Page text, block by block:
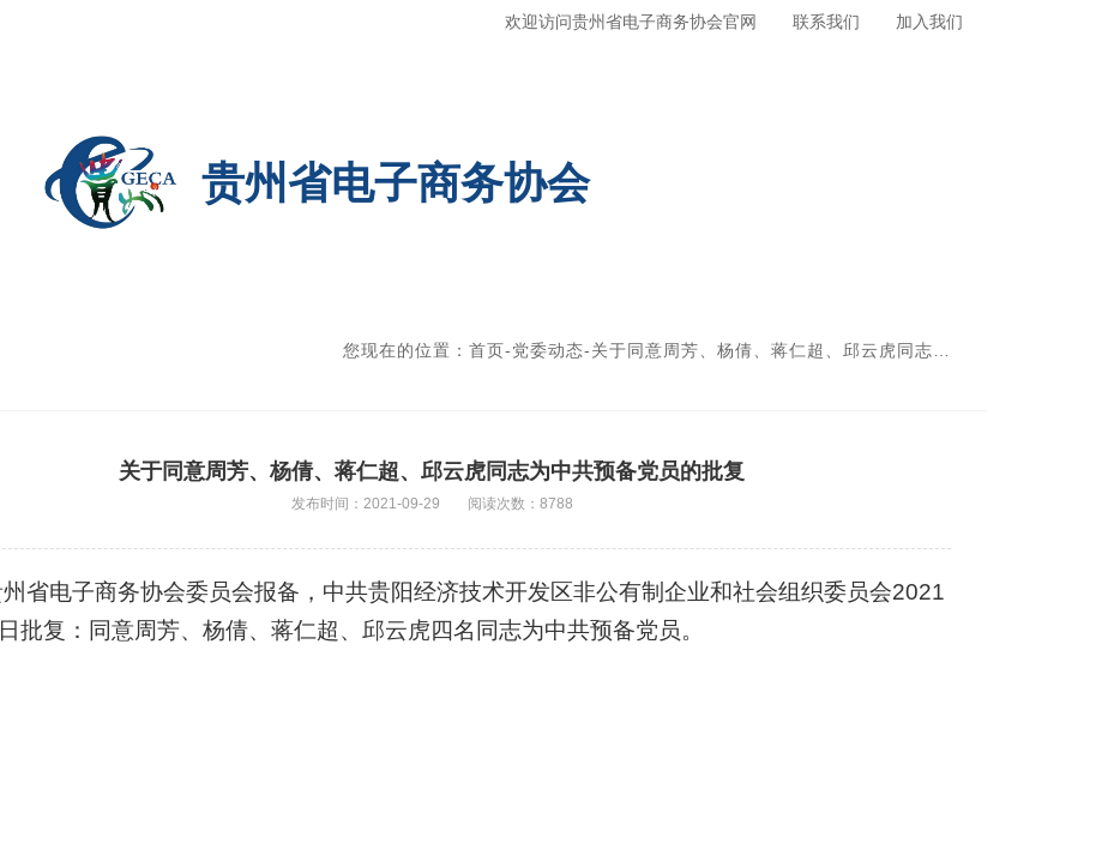
加入我们
联系我们
欢迎访问贵州省电子商务协会官网
贵州省电子商务协会
您现在的位置： 首页-党委动态-
关于同意周芳、杨倩、蒋仁超、邱云虎同志为中共预备党员的批复
发布时间：2021-09-29 阅读次数：8788
州省电子商务协会委员会报备 ， 中共贵阳经济技术开发区非公有制企业和社会组织委员会2021
日批复 ： 同意周芳、杨倩、蒋仁超、邱云虎四名 同志为中共预备党员。